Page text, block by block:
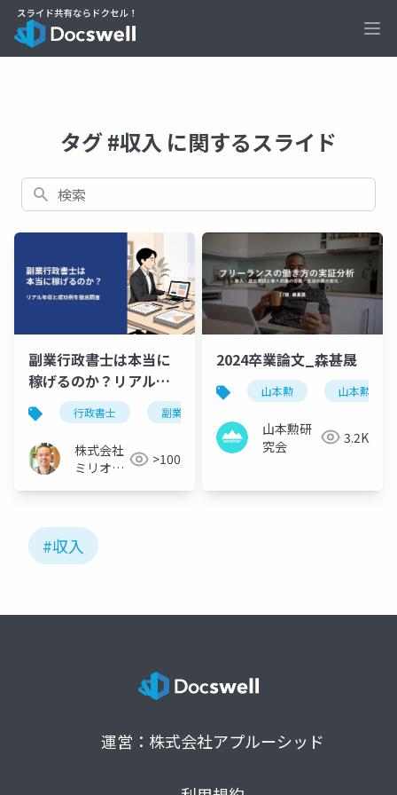
タグ #収入 に関するスライド
検索
副業行政書士は本当に
稼げるのか？リアル年
収と成功例を調査して
みた
行政書士 副業
株式会社
ミリオン
>100
2024卒業論文_森甚晟
山本勲 山本勲研究
山本勲研
究会
3.2K
#収入
運営：株式会社アプルーシッド